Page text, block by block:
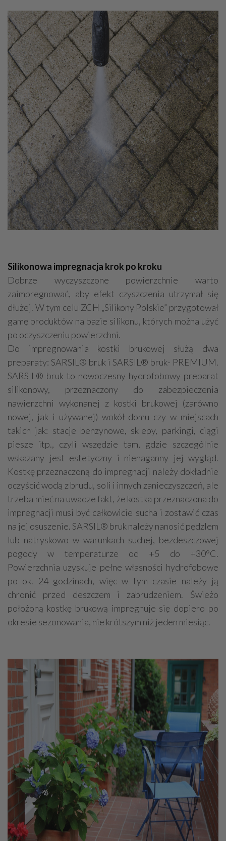
Silikonowa impregnacja krok po kroku
Dobrze wyczyszczone powierzchnie warto
zaimpregnować, aby efekt czyszczenia utrzymał się
dłużej. W tym celu ZCH „Silikony Polskie” przygotował
gamę produktów na bazie silikonu, których można użyć
po oczyszczeniu powierzchni.
Do impregnowania kostki brukowej służą dwa
preparaty: SARSIL® bruk i SARSIL® bruk- PREMIUM.
SARSIL® bruk to nowoczesny hydrofobowy preparat
silikonowy, przeznaczony do zabezpieczenia
nawierzchni wykonanej z kostki brukowej (zarówno
nowej, jak i używanej) wokół domu czy w miejscach
takich jak: stacje benzynowe, sklepy, parkingi, ciągi
piesze itp., czyli wszędzie tam, gdzie szczególnie
wskazany jest estetyczny i nienaganny jej wygląd.
Kostkę przeznaczoną do impregnacji należy dokładnie
oczyścić wodą z brudu, soli i innych zanieczyszczeń, ale
trzeba mieć na uwadze fakt, że kostka przeznaczona do
impregnacji musi być całkowicie sucha i zostawić czas
na jej osuszenie. SARSIL® bruk należy nanosić pędzlem
lub natryskowo w warunkach suchej, bezdeszczowej
pogody w temperaturze od +5 do +30°C.
Powierzchnia uzyskuje pełne własności hydrofobowe
po ok. 24 godzinach, więc w tym czasie należy ją
chronić przed deszczem i zabrudzeniem. Świeżo
położoną kostkę brukową impregnuje się dopiero po
okresie sezonowania, nie krótszym niż jeden miesiąc.